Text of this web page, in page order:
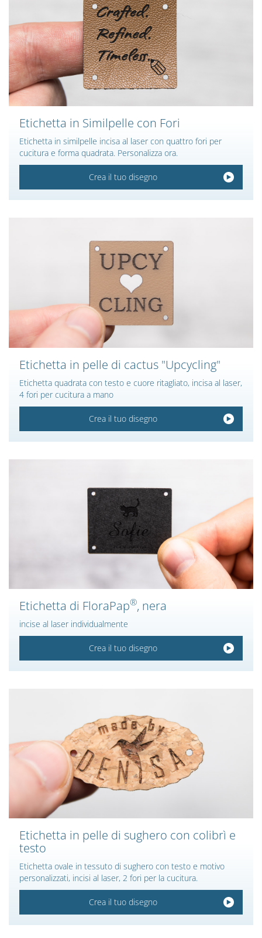
Etichetta in Similpelle con Fori
Etichetta in similpelle incisa al laser con quattro fori per
cucitura e forma quadrata. Personalizza ora.
Crea il tuo disegno
Etichetta in pelle di cactus "Upcycling"
Etichetta quadrata con testo e cuore ritagliato, incisa al laser,
4 fori per cucitura a mano
Crea il tuo disegno
Etichetta di FloraPap®, nera
incise al laser individualmente
Crea il tuo disegno
Etichetta in pelle di sughero con colibrì e
testo
Etichetta ovale in tessuto di sughero con testo e motivo
personalizzati, incisi al laser, 2 fori per la cucitura.
Crea il tuo disegno